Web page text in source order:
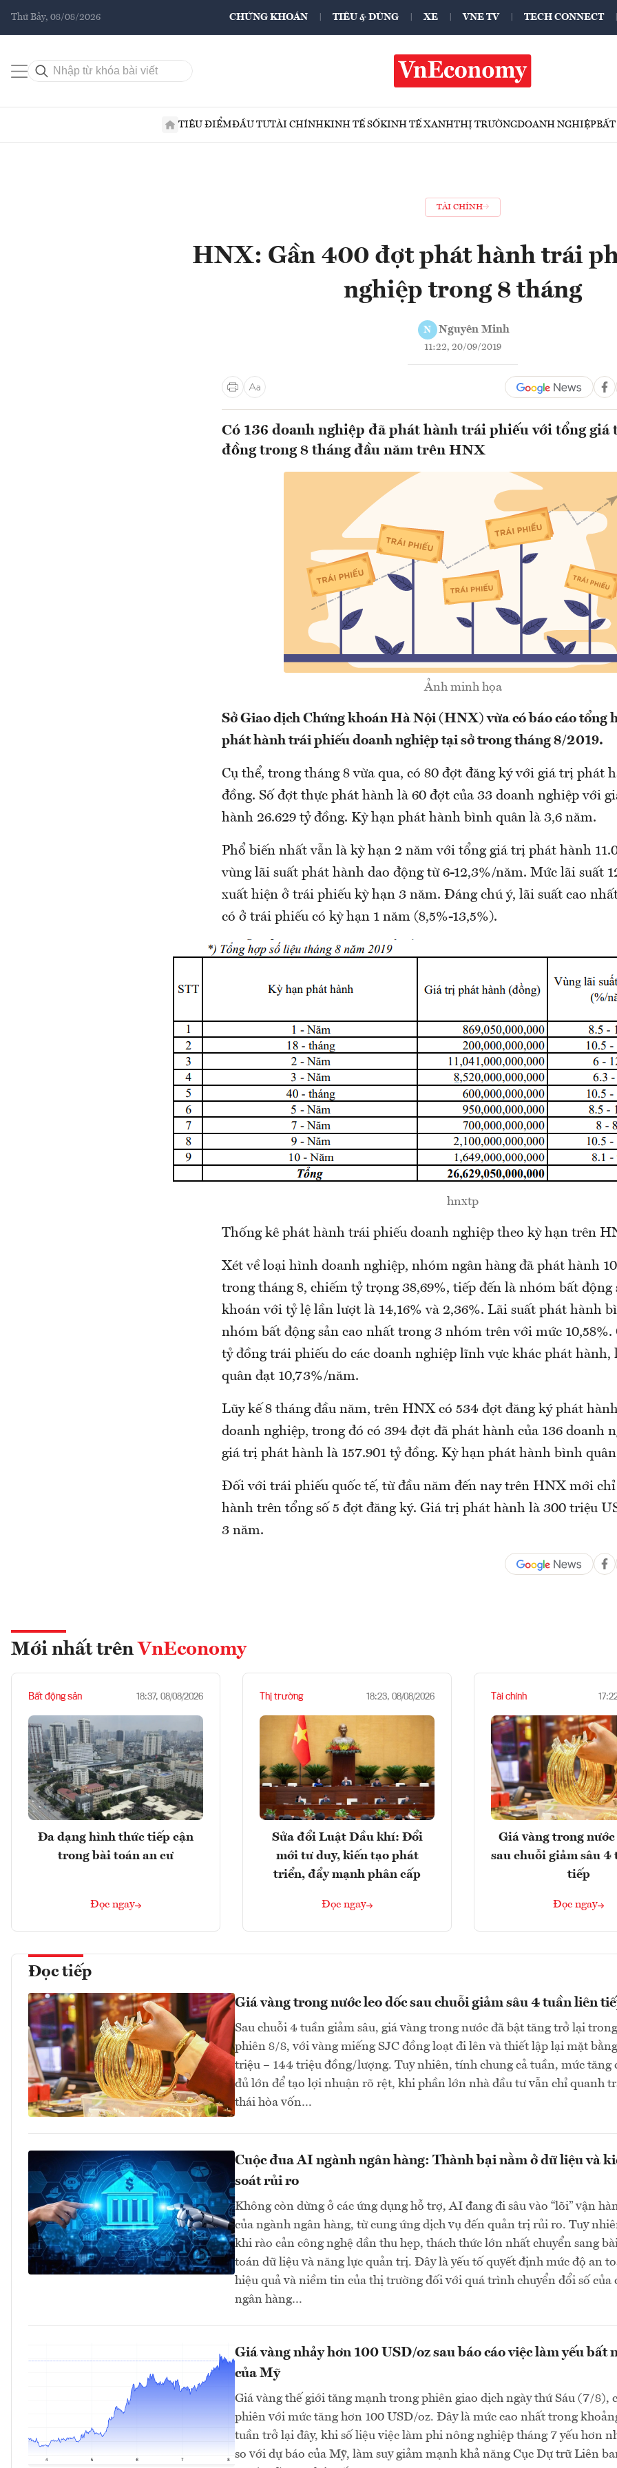
Thứ Bảy, 08/08/2026 CHỨNG KHOÁN TIÊU & DÙNG XE VNE TV TECH CONNECT
TIÊU ĐIỂMĐẦU TƯTÀI CHÍNHKINH TẾ SỐKINH TẾ XANHTHỊ TRƯỜNGDOANH NGHIỆPBẤT
TÀI CHÍNH
HNX: Gần 400 đợt phát hành trái
nghiệp trong 8 tháng
N Nguyên Minh
11:22, 20/09/2019
Có 136 doanh nghiệp đã phát hành trái phiếu với tổng giá
đồng trong 8 tháng đầu năm trên HNX
Ảnh minh họa
Sở Giao dịch Chứng khoán Hà Nội (HNX) vừa có báo cáo tổng
phát hành trái phiếu doanh nghiệp tại sở trong tháng 8/2019.
Cụ thể, trong tháng 8 vừa qua, có 80 đợt đăng ký với giá trị phát
đồng. Số đợt thực phát hành là 60 đợt của 33 doanh nghiệp với
hành 26.629 tỷ đồng. Kỳ hạn phát hành bình quân là 3,6 năm.
Phổ biến nhất vẫn là kỳ hạn 2 năm với tổng giá trị phát hành
vùng lãi suất phát hành dao động từ 6-12,3%/năm. Mức lãi suất
xuất hiện ở trái phiếu kỳ hạn 3 năm. Đáng chú ý, lãi suất cao
có ở trái phiếu có kỳ hạn 1 năm (8,5%-13,5%).
hnxtp
Thống kê phát hành trái phiếu doanh nghiệp theo kỳ hạn trên
Xét về loại hình doanh nghiệp, nhóm ngân hàng đã phát hành
trong tháng 8, chiếm tỷ trọng 38,69%, tiếp đến là nhóm bất động
khoán với tỷ lệ lần lượt là 14,16% và 2,36%. Lãi suất phát hành
nhóm bất động sản cao nhất trong 3 nhóm trên với mức 10,58%.
tỷ đồng trái phiếu do các doanh nghiệp lĩnh vực khác phát hành,
quân đạt 10,73%/năm.
Lũy kế 8 tháng đầu năm, trên HNX có 534 đợt đăng ký phát
doanh nghiệp, trong đó có 394 đợt đã phát hành của 136 doanh
giá trị phát hành là 157.901 tỷ đồng. Kỳ hạn phát hành bình
Đối với trái phiếu quốc tế, từ đầu năm đến nay trên HNX mới chỉ
hành trên tổng số 5 đợt đăng ký. Giá trị phát hành là 300 triệu
3 năm.
Mới nhất trên VnEconomy
Bất động sản 18:37, 08/08/2026
Đa dạng hình thức tiếp cận
trong bài toán an cư
Đọc ngay
Thị trường 18:23, 08/08/2026
Sửa đổi Luật Dầu khí: Đổi
mới tư duy, kiến tạo phát
triển, đẩy mạnh phân cấp
Đọc ngay
Tài chính
Giá vàng trong nước
sau chuỗi giảm sâu 4
tiếp
Đọc ngay
Đọc tiếp
Giá vàng trong nước leo dốc sau chuỗi giảm sâu 4 tuần liên
Sau chuỗi 4 tuần giảm sâu, giá vàng trong nước đã bật tăng trở lại trong
phiên 8/8, với vàng miếng SJC đồng loạt đi lên và thiết lập lại mặt
triệu – 144 triệu đồng/lượng. Tuy nhiên, tính chung cả tuần, mức tăng
đủ lớn để tạo lợi nhuận rõ rệt, khi phần lớn nhà đầu tư vẫn chỉ quanh
thái hòa vốn…
Cuộc đua AI ngành ngân hàng: Thành bại nằm ở dữ liệu và
soát rủi ro
Không còn dừng ở các ứng dụng hỗ trợ, AI đang đi sâu vào “lõi” vận
của ngành ngân hàng, từ cung ứng dịch vụ đến quản trị rủi ro. Tuy
khi rào cản công nghệ dần thu hẹp, thách thức lớn nhất chuyển sang
toán dữ liệu và năng lực quản trị. Đây là yếu tố quyết định mức độ an
hiệu quả và niềm tin của thị trường đối với quá trình chuyển đổi số của
ngân hàng…
Giá vàng nhảy hơn 100 USD/oz sau báo cáo việc làm yếu bất
của Mỹ
Giá vàng thế giới tăng mạnh trong phiên giao dịch ngày thứ Sáu (7/8),
phiên với mức tăng hơn 100 USD/oz. Đây là mức cao nhất trong
tuần trở lại đây, khi số liệu việc làm phi nông nghiệp tháng 7 yếu hơn
so với dự báo của Mỹ, làm suy giảm mạnh khả năng Cục Dự trữ Liên